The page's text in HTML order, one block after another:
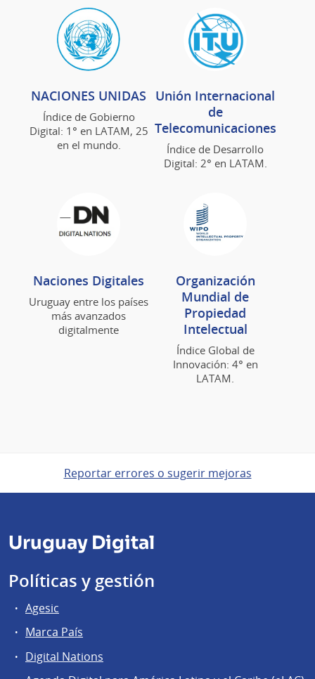
NACIONES UNIDAS
Índice de Gobierno
Digital: 1° en LATAM, 25
en el mundo.
Unión Internacional
de
Telecomunicaciones
Índice de Desarrollo
Digital: 2° en LATAM.
Naciones Digitales
Uruguay entre los países
más avanzados
digitalmente
Organización
Mundial de
Propiedad
Intelectual
Índice Global de
Innovación: 4° en
LATAM.
Reportar errores o sugerir mejoras
Uruguay Digital
Políticas y gestión
Agesic
Marca País
Digital Nations